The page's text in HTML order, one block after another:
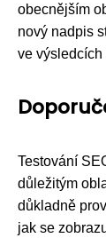
obecnějším
nový nadpis
ve
Testování
důležitým
důkladně
jak se